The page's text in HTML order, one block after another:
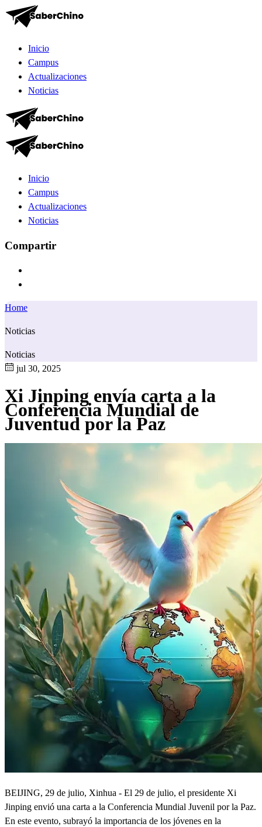
Inicio
Campus
Actualizaciones
Noticias
Inicio
Campus
Actualizaciones
Noticias
Compartir
Home
Noticias
Noticias
jul 30, 2025
Xi Jinping envía carta a la
Conferencia Mundial de
Juventud por la Paz
BEIJING, 29 de julio, Xinhua - El 29 de julio, el presidente Xi
Jinping envió una carta a la Conferencia Mundial Juvenil por la Paz.
En este evento, subrayó la importancia de los jóvenes en la